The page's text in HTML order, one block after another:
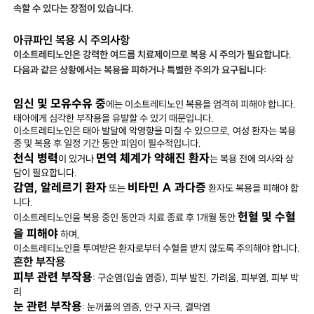
속할 수 있다는 장점이 있습니다.
아큐파인 복용 시 주의사항
이소트레티노인은 강력한 여드름 치료제이므로 복용 시 주의가 필요합니다.
다음과 같은 상황에서는 복용을 피하거나 특별한 주의가 요구됩니다:
임신 및 모유수유 중에는 이소트레티노인 복용을 엄격히 피해야 합니다.
태아에게 심각한 부작용을 유발할 수 있기 때문입니다.
이소트레티노인은 태아 발달에 악영향을 미칠 수 있으므로, 여성 환자는 복용
중 및 복용 후 일정 기간 동안 피임이 필수적입니다.
천식 병력이 있거나 면역 체계가 약해진 환자는 복용 전에 의사와 상
담이 필요합니다.
감염, 알레르기 환자또는 비타민 A 과다증환자도 복용을 피해야 합
니다.
이소트레티노인을 복용 중인 동안과 치료 종료 후 1개월 동안헌혈 및 수혈
을 피해야하며,
이소트레티노인을 투여받은 환자로부터 수혈을 받지 않도록 주의해야 합니다.
흔한 부작용
피부 관련 부작용: 구순염(입술 염증), 피부 발진, 가려움, 피부염, 피부 박
리
눈 관련 부작용: 눈꺼풀의 염증, 안구 자극, 결막염